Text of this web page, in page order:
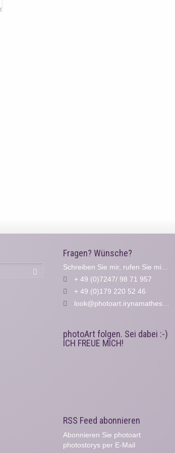
Fragen? Wünsche?
+ 49 (0)7247/ 98 71 957
+ 49 (0)179 220 52 46
look@photoart.irynamathes.de
photoArt folgen. Sei dabei :-)
ICH FREUE MICH!
RSS Feed abonnieren
Abonnieren Sie photoart
photostorys per E-Mail